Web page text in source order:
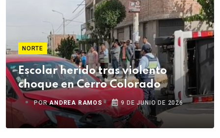
NORTE
Escolar herido tras violento
choque en Cerro Colorado
PORANDREA RAMOS 9 DE JUNIO DE 2026